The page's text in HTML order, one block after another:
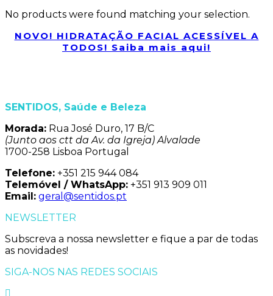
No products were found matching your selection.
NOVO! HIDRATAÇÃO FACIAL ACESSÍVEL A
TODOS! Saiba mais aqui!
SENTIDOS, Saúde e Beleza
Morada: Rua José Duro, 17 B/C
(Junto aos ctt da Av. da Igreja) Alvalade
1700-258 Lisboa Portugal
Telefone: +351 215 944 084
Telemóvel / WhatsApp: +351 913 909 011
Email: geral@sentidos.pt
NEWSLETTER
Subscreva a nossa newsletter e fique a par de todas
as novidades!
SIGA-NOS NAS REDES SOCIAIS